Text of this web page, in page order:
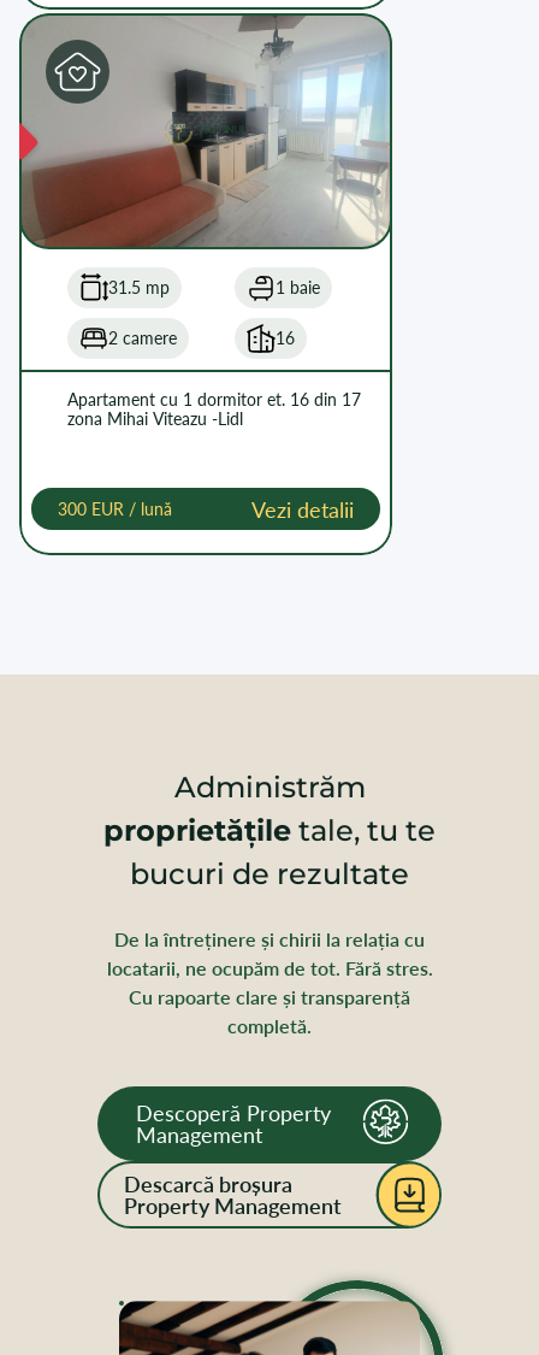
31.5 mp 1 baie
2 camere 16
Apartament cu 1 dormitor et. 16 din 17
zona Mihai Viteazu -Lidl
300 EUR / lună Vezi detalii
Administrăm
proprietățile tale, tu te
bucuri de rezultate
De la întreținere și chirii la relația cu
locatarii, ne ocupăm de tot. Fără stres.
Cu rapoarte clare și transparență
completă.
Descoperă Property
Management
Descarcă broșura
Property Management